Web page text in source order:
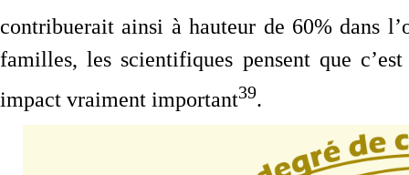
contribuerait ainsi à hauteur de 60% dans
familles, les scientifiques pensent que
impact vraiment important39.